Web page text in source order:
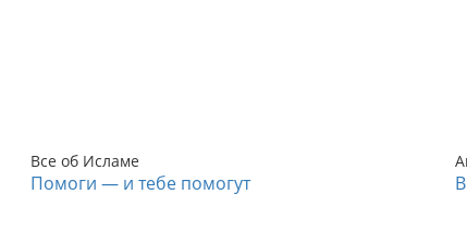
Все об Исламе
Помоги — и тебе помогут